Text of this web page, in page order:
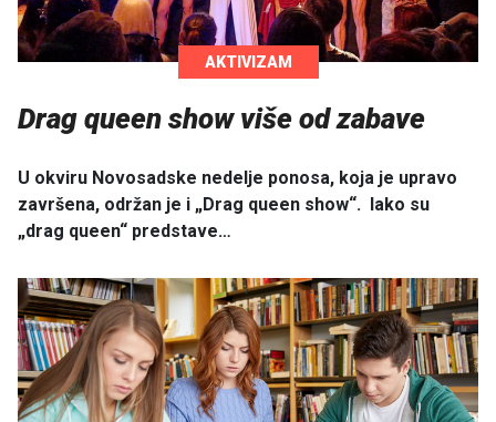
AKTIVIZAM
Drag queen show više od zabave
U okviru Novosadske nedelje ponosa, koja je upravo
završena, održan je i „Drag queen show“. Iako su
„drag queen“ predstave…